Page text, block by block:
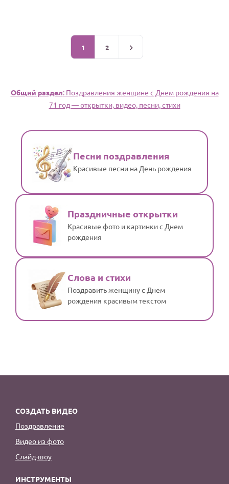
1 2
Общий раздел: Поздравления женщине c Днем рождения на
71 год — открытки, видео, песни, стихи
Песни поздравления
Красивые песни на День рождения
Праздничные открытки
Красивые фото и картинки с Днем
рождения
Слова и стихи
Поздравить женщину с Днем
рождения красивым текстом
СОЗДАТЬ ВИДЕО
Поздравление
Видео из фото
Слайд-шоу
ИНСТРУМЕНТЫ